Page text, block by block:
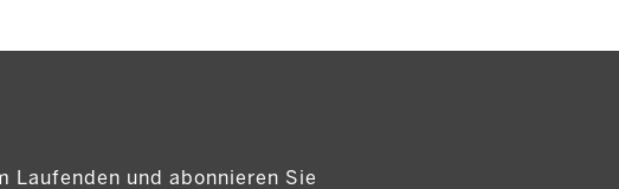
Laufenden und abonnieren Sie